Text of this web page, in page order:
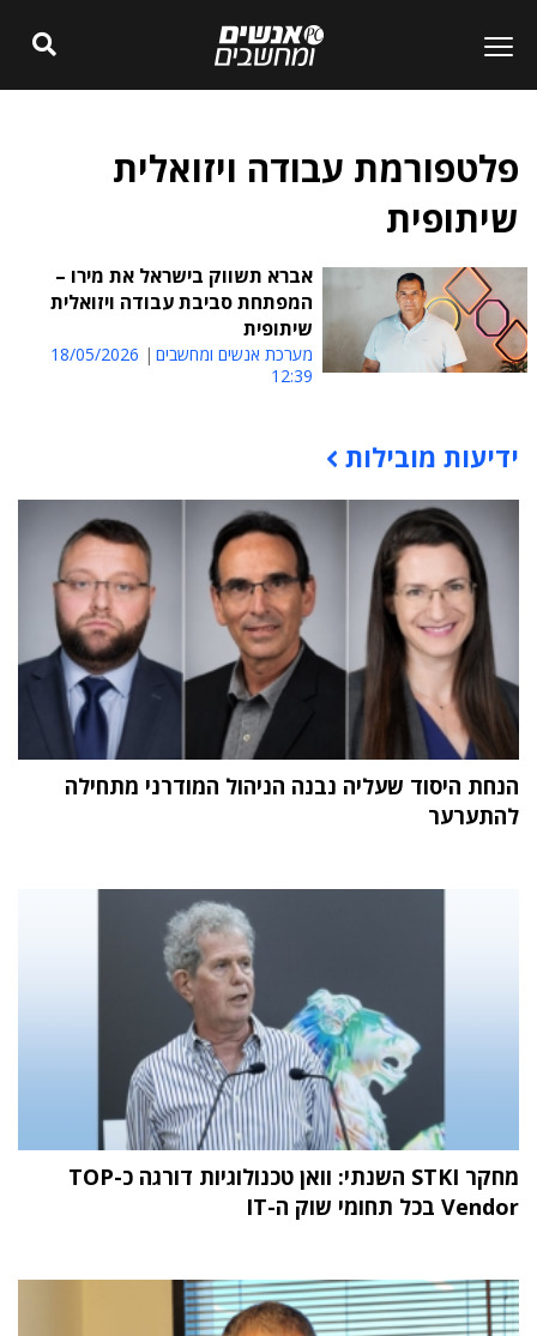
פלטפורמת עבודה ויזואלית
שיתופית
אברא תשווק בישראל את מירו –
המפתחת סביבת עבודה ויזואלית
שיתופית
מערכת אנשים ומחשבים
18/05/2026
12:39
תוכן פרסומי
ידיעות מובילות
הנחת היסוד שעליה נבנה הניהול המודרני מתחילה
להתערער
מחקר STKI השנתי: וואן טכנולוגיות דורגה כ-TOP
Vendor בכל תחומי שוק ה-IT